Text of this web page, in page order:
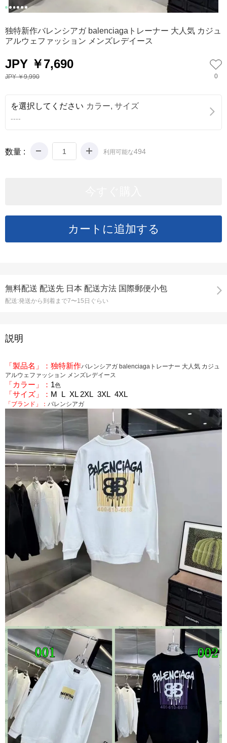
独特新作バレンシアガ balenciagaトレーナー 大人気 カジュ
アルウェファッション メンズレデイース
JPY ￥7,690
JPY ￥9,990 0
を選択してください カラー, サイズ
----
数量 : 利用可能な494
無料配送 配送先 日本 配送方法 国際郵便小包
配送:発送から到着まで7〜15日ぐらい
説明
「製品名」：独特新作バレンシアガ balenciagaトレーナー 大人気 カジュ
アルウェファッション メンズレデイース
「カラー」： 1色
「サイズ」： M L XL 2XL 3XL 4XL
「ブランド」： バレンシアガ